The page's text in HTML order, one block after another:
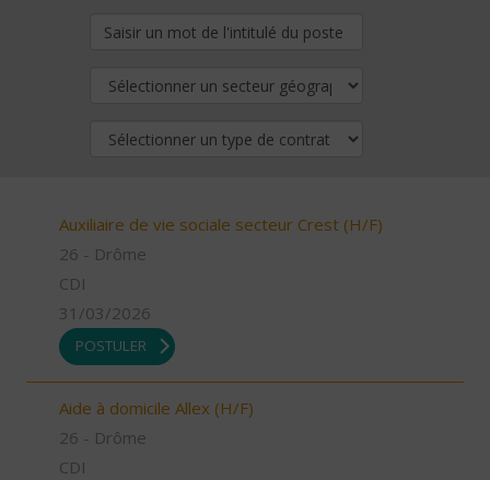
Auxiliaire de vie sociale secteur Crest (H/F)
26 - Drôme
CDI
31/03/2026
POSTULER
Aide à domicile Allex (H/F)
26 - Drôme
CDI